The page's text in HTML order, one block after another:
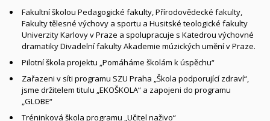
Fakultní školou Pedagogické fakulty, Přírodovědecké fakulty,
Fakulty tělesné výchovy a sportu a Husitské teologické fakulty
Univerzity Karlovy v Praze a spolupracuje s Katedrou výchovné
dramatiky Divadelní fakulty Akademie múzických umění v Praze.
Pilotní škola projektu „Pomáháme školám k úspěchu“
Zařazeni v síti programu SZU Praha „Škola podporující zdraví“,
jsme držitelem titulu „EKOŠKOLA“ a zapojeni do programu
„GLOBE“
Tréninková škola programu „Učitel naživo“